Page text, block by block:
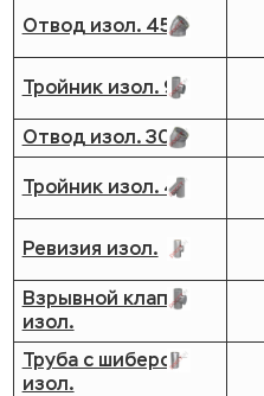
Отвод изол. 45
Тройник изол. 90
Отвод изол. 30
Тройник изол. 45
Ревизия изол.
Взрывной клапан
изол.
Труба с шибером
изол.